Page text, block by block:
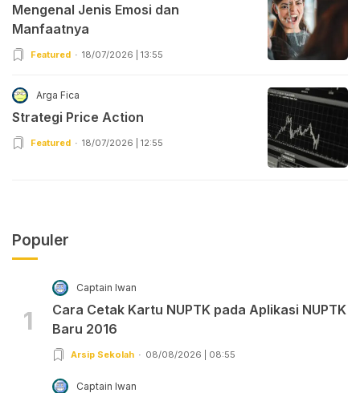
Mengenal Jenis Emosi dan
Manfaatnya
Featured 18/07/2026 | 13:55
Arga Fica
Strategi Price Action
Featured 18/07/2026 | 12:55
Populer
1
Captain Iwan
Cara Cetak Kartu NUPTK pada Aplikasi NUPTK
Baru 2016
Arsip Sekolah 08/08/2026 | 08:55
Captain Iwan